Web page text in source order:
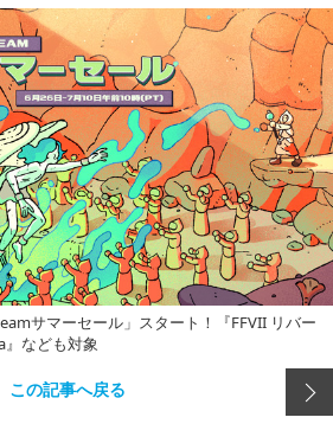
サマーセール」スタート！『FFVII リバー
なども対象
この記事へ戻る